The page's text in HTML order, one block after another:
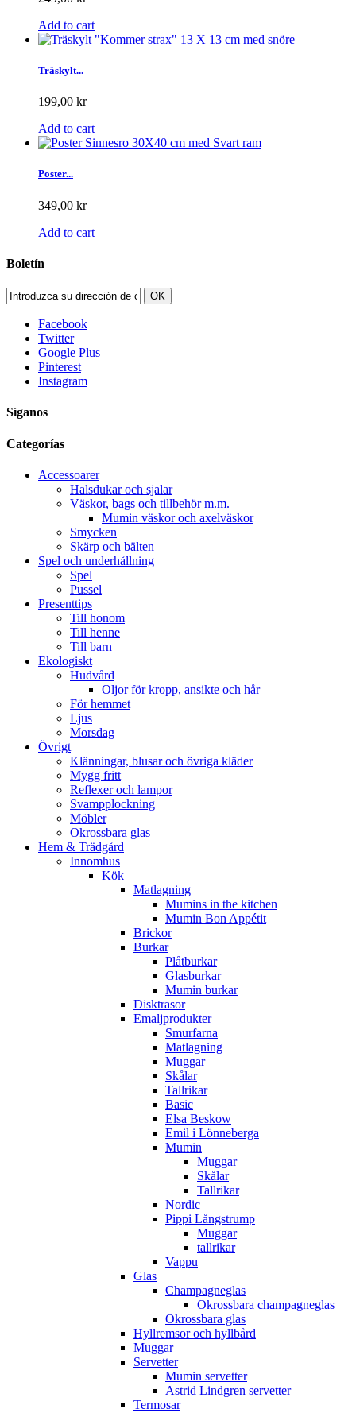
Add to cart
Träskylt...
199,00 kr
Add to cart
Poster...
349,00 kr
Add to cart
Boletín
OK
Facebook
Twitter
Google Plus
Pinterest
Instagram
Síganos
Categorías
Accessoarer
Halsdukar och sjalar
Väskor, bags och tillbehör m.m.
Mumin väskor och axelväskor
Smycken
Skärp och bälten
Spel och underhållning
Spel
Pussel
Presenttips
Till honom
Till henne
Till barn
Ekologiskt
Hudvård
Oljor för kropp, ansikte och hår
För hemmet
Ljus
Morsdag
Övrigt
Klänningar, blusar och övriga kläder
Mygg fritt
Reflexer och lampor
Svampplockning
Möbler
Okrossbara glas
Hem & Trädgård
Innomhus
Kök
Matlagning
Mumins in the kitchen
Mumin Bon Appétit
Brickor
Burkar
Plåtburkar
Glasburkar
Mumin burkar
Disktrasor
Emaljprodukter
Smurfarna
Matlagning
Muggar
Skålar
Tallrikar
Basic
Elsa Beskow
Emil i Lönneberga
Mumin
Muggar
Skålar
Tallrikar
Nordic
Pippi Långstrump
Muggar
tallrikar
Vappu
Glas
Champagneglas
Okrossbara champagneglas
Okrossbara glas
Hyllremsor och hyllbård
Muggar
Servetter
Mumin servetter
Astrid Lindgren servetter
Termosar